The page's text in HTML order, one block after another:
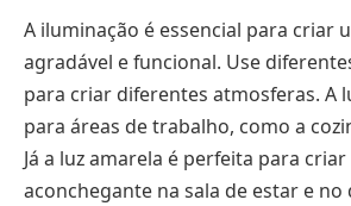
A iluminação é essencial para criar
agradável e funcional. Use
para criar diferentes atmosferas. A
para áreas de trabalho, como a
Já a luz amarela é perfeita para
aconchegante na sala de estar e no